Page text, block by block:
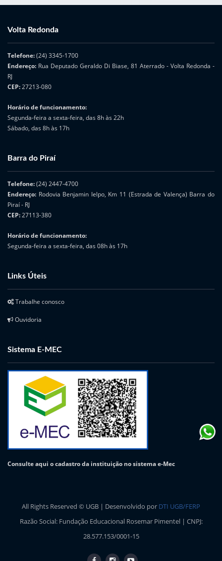
Volta Redonda
Telefone:(24) 3345-1700
Endereço: Rua Deputado Geraldo Di Biase, 81 Aterrado - Volta Redonda -
RJ
CEP:27213-080
Horário de funcionamento:
Segunda-feira a sexta-feira, das 8h às 22h
Sábado, das 8h às 17h
Barra do Piraí
Telefone:(24) 2447-4700
Endereço: Rodovia Benjamin Ielpo, Km 11 (Estrada de Valença) Barra do
Piraí - RJ
CEP:27113-380
Horário de funcionamento:
Segunda-feira a sexta-feira, das 08h às 17h
Links Úteis
Trabalhe conosco
Ouvidoria
Sistema E-MEC
Consulte aqui o cadastro da instituição no sistema e-Mec
All Rights Reserved © UGB | Desenvolvido por DTI UGB/FERP
Razão Social: Fundação Educacional Rosemar Pimentel | CNPJ:
28.577.153/0001-15